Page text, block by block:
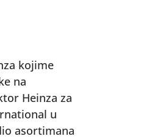
kojime
na
Heinza za
u
asortimana